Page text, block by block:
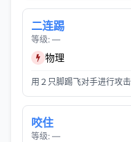
二连踢
等级: —
物理
用２只脚踢飞对手进行攻
咬住
等级: —